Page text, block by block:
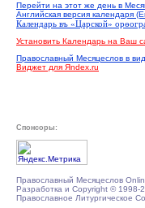
Перейти на этот же день в
Английская версия календаря
Календарь въ «Царской»
Установить Календарь на Ваш
Православный Месяцеслов в
Виджет для Яndex.ru
Спонсоры:
Православный Месяцеслов
Разработка и Copyright © 1998-
Православное Литургическое